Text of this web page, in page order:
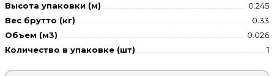
Высота упаковки (м)
0.245
Вес брутто (кг)
0.33
Объем (м3)
0.026
Количество в упаковке (шт)
1